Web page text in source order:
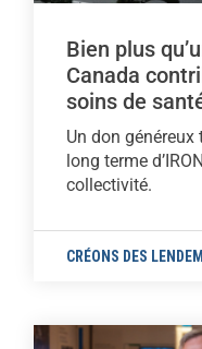
Bien plus
Canada
soins de
Un don généreux
long terme
collectivité.
CRÉONS DES